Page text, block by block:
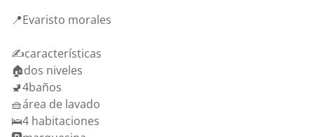
📍Evaristo morales
✍️características
🏠dos niveles
🚽4baños
🧺área de lavado
🛌4 habitaciones